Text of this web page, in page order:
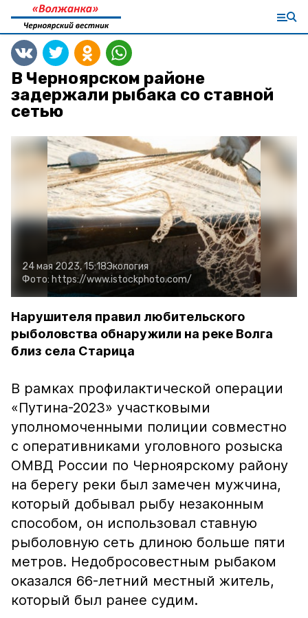
В Черноярском районе
задержали рыбака со ставной
сетью
24 мая 2023, 15:18Экология
Фото: https://www.istockphoto.com/
Нарушителя правил любительского
рыболовства обнаружили на реке Волга
близ села Старица
В рамках профилактической операции
«Путина-2023» участковыми
уполномоченными полиции совместно
с оперативниками уголовного розыска
ОМВД России по Черноярскому району
на берегу реки был замечен мужчина,
который добывал рыбу незаконным
способом, он использовал ставную
рыболовную сеть длиною больше пяти
метров. Недобросовестным рыбаком
оказался 66-летний местный житель,
который был ранее судим.